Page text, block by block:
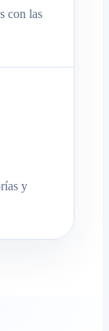
con las
y